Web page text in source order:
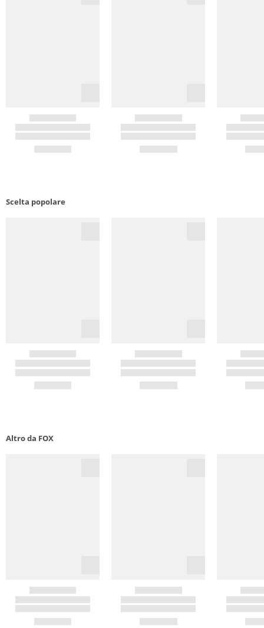
Scelta popolare
Altro da FOX